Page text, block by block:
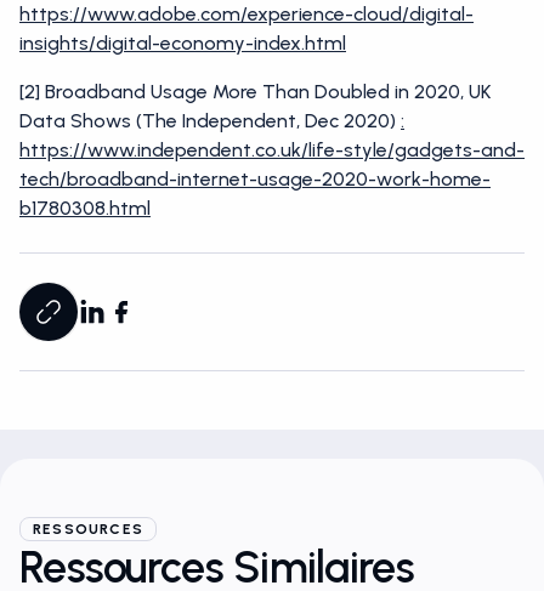
https://www.adobe.com/experience-cloud/digital-
insights/digital-economy-index.html
[2] Broadband Usage More Than Doubled in 2020, UK
Data Shows (The Independent, Dec 2020) :
https://www.independent.co.uk/life-style/gadgets-and-
tech/broadband-internet-usage-2020-work-home-
b1780308.html
RESSOURCES
Ressources Similaires